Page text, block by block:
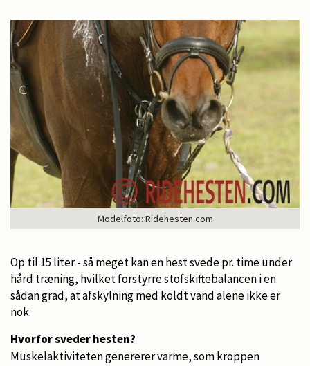
Modelfoto: Ridehesten.com
Op til 15 liter - så meget kan en hest svede pr. time under
hård træning, hvilket forstyrre stofskiftebalancen i en
sådan grad, at afskylning med koldt vand alene ikke er
nok.
Hvorfor sveder hesten?
Muskelaktiviteten genererer varme, som kroppen